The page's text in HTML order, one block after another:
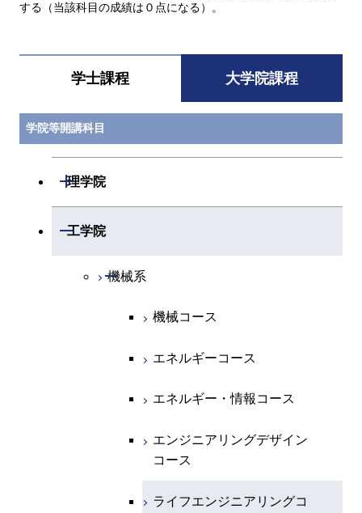
する（当該科目の成績は０点になる）。
学士課程 大学院課程
学院等開講科目
理学院
開閉
物理学系
物理学コース
物質・情報卓越コース
化学コース
エネルギーコース
エネルギー・情報コース
地球惑星科学コース
地球生命コース
工学院
開閉
機械系
開閉
機械コース
エネルギーコース
エネルギー・情報コース
エンジニアリングデザイン
コース
ライフエンジニアリングコ